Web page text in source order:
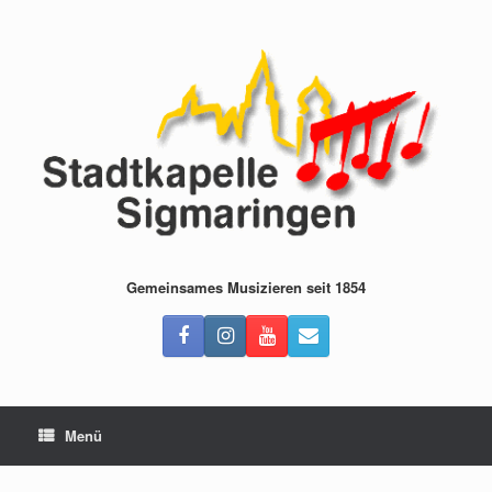
Gemeinsames Musizieren seit 1854
Menü